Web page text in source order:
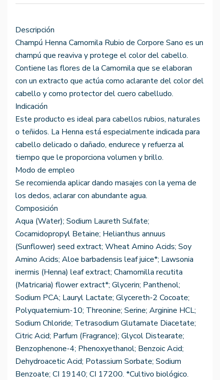
Descripción
Champú Henna Camomila Rubio de Corpore Sano es un
champú que reaviva y protege el color del cabello.
Contiene las flores de la Camomila que se elaboran
con un extracto que actúa como aclarante del color del
cabello y como protector del cuero cabelludo.
Indicación
Este producto es ideal para cabellos rubios, naturales
o teñidos. La Henna está especialmente indicada para
cabello delicado o dañado, endurece y refuerza al
tiempo que le proporciona volumen y brillo.
Modo de empleo
Se recomienda aplicar dando masajes con la yema de
los dedos, aclarar con abundante agua.
Composición
Aqua (Water); Sodium Laureth Sulfate;
Cocamidopropyl Betaine; Helianthus annuus
(Sunflower) seed extract; Wheat Amino Acids; Soy
Amino Acids; Aloe barbadensis leaf juice*; Lawsonia
inermis (Henna) leaf extract; Chamomilla recutita
(Matricaria) flower extract*; Glycerin; Panthenol;
Sodium PCA; Lauryl Lactate; Glycereth-2 Cocoate;
Polyquaternium-10; Threonine; Serine; Arginine HCL;
Sodium Chloride; Tetrasodium Glutamate Diacetate;
Citric Acid; Parfum (Fragrance); Glycol Distearate;
Benzophenone-4; Phenoxyethanol; Benzoic Acid;
Dehydroacetic Acid; Potassium Sorbate; Sodium
Benzoate; CI 19140; CI 17200. *Cultivo biológico.